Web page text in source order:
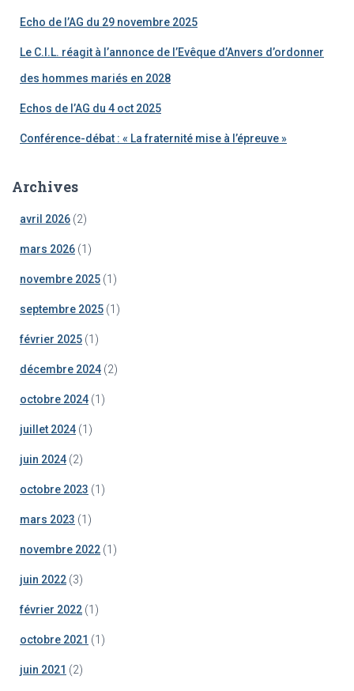
Echo de l’AG du 29 novembre 2025
Le C.I.L. réagit à l’annonce de l’Evêque d’Anvers d’ordonner
des hommes mariés en 2028
Echos de l’AG du 4 oct 2025
Conférence-débat : « La fraternité mise à l’épreuve »
Archives
avril 2026 (2)
mars 2026 (1)
novembre 2025 (1)
septembre 2025 (1)
février 2025 (1)
décembre 2024 (2)
octobre 2024 (1)
juillet 2024 (1)
juin 2024 (2)
octobre 2023 (1)
mars 2023 (1)
novembre 2022 (1)
juin 2022 (3)
février 2022 (1)
octobre 2021 (1)
juin 2021 (2)